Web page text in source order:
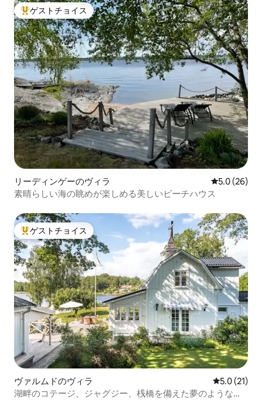
大好評のゲストチョイスです。
ゲストチョイス
リーディンゲーのヴィラ レビュー26
5.0 (26)
素晴らしい海の眺めが楽しめる美しいビーチハウス
大好評のゲストチョイスです。
ゲストチョイス
ヴァルムドのヴィラ レビュー21
5.0 (21)
湖畔のコテージ、ジャグジー、桟橋を備えた夢のような群